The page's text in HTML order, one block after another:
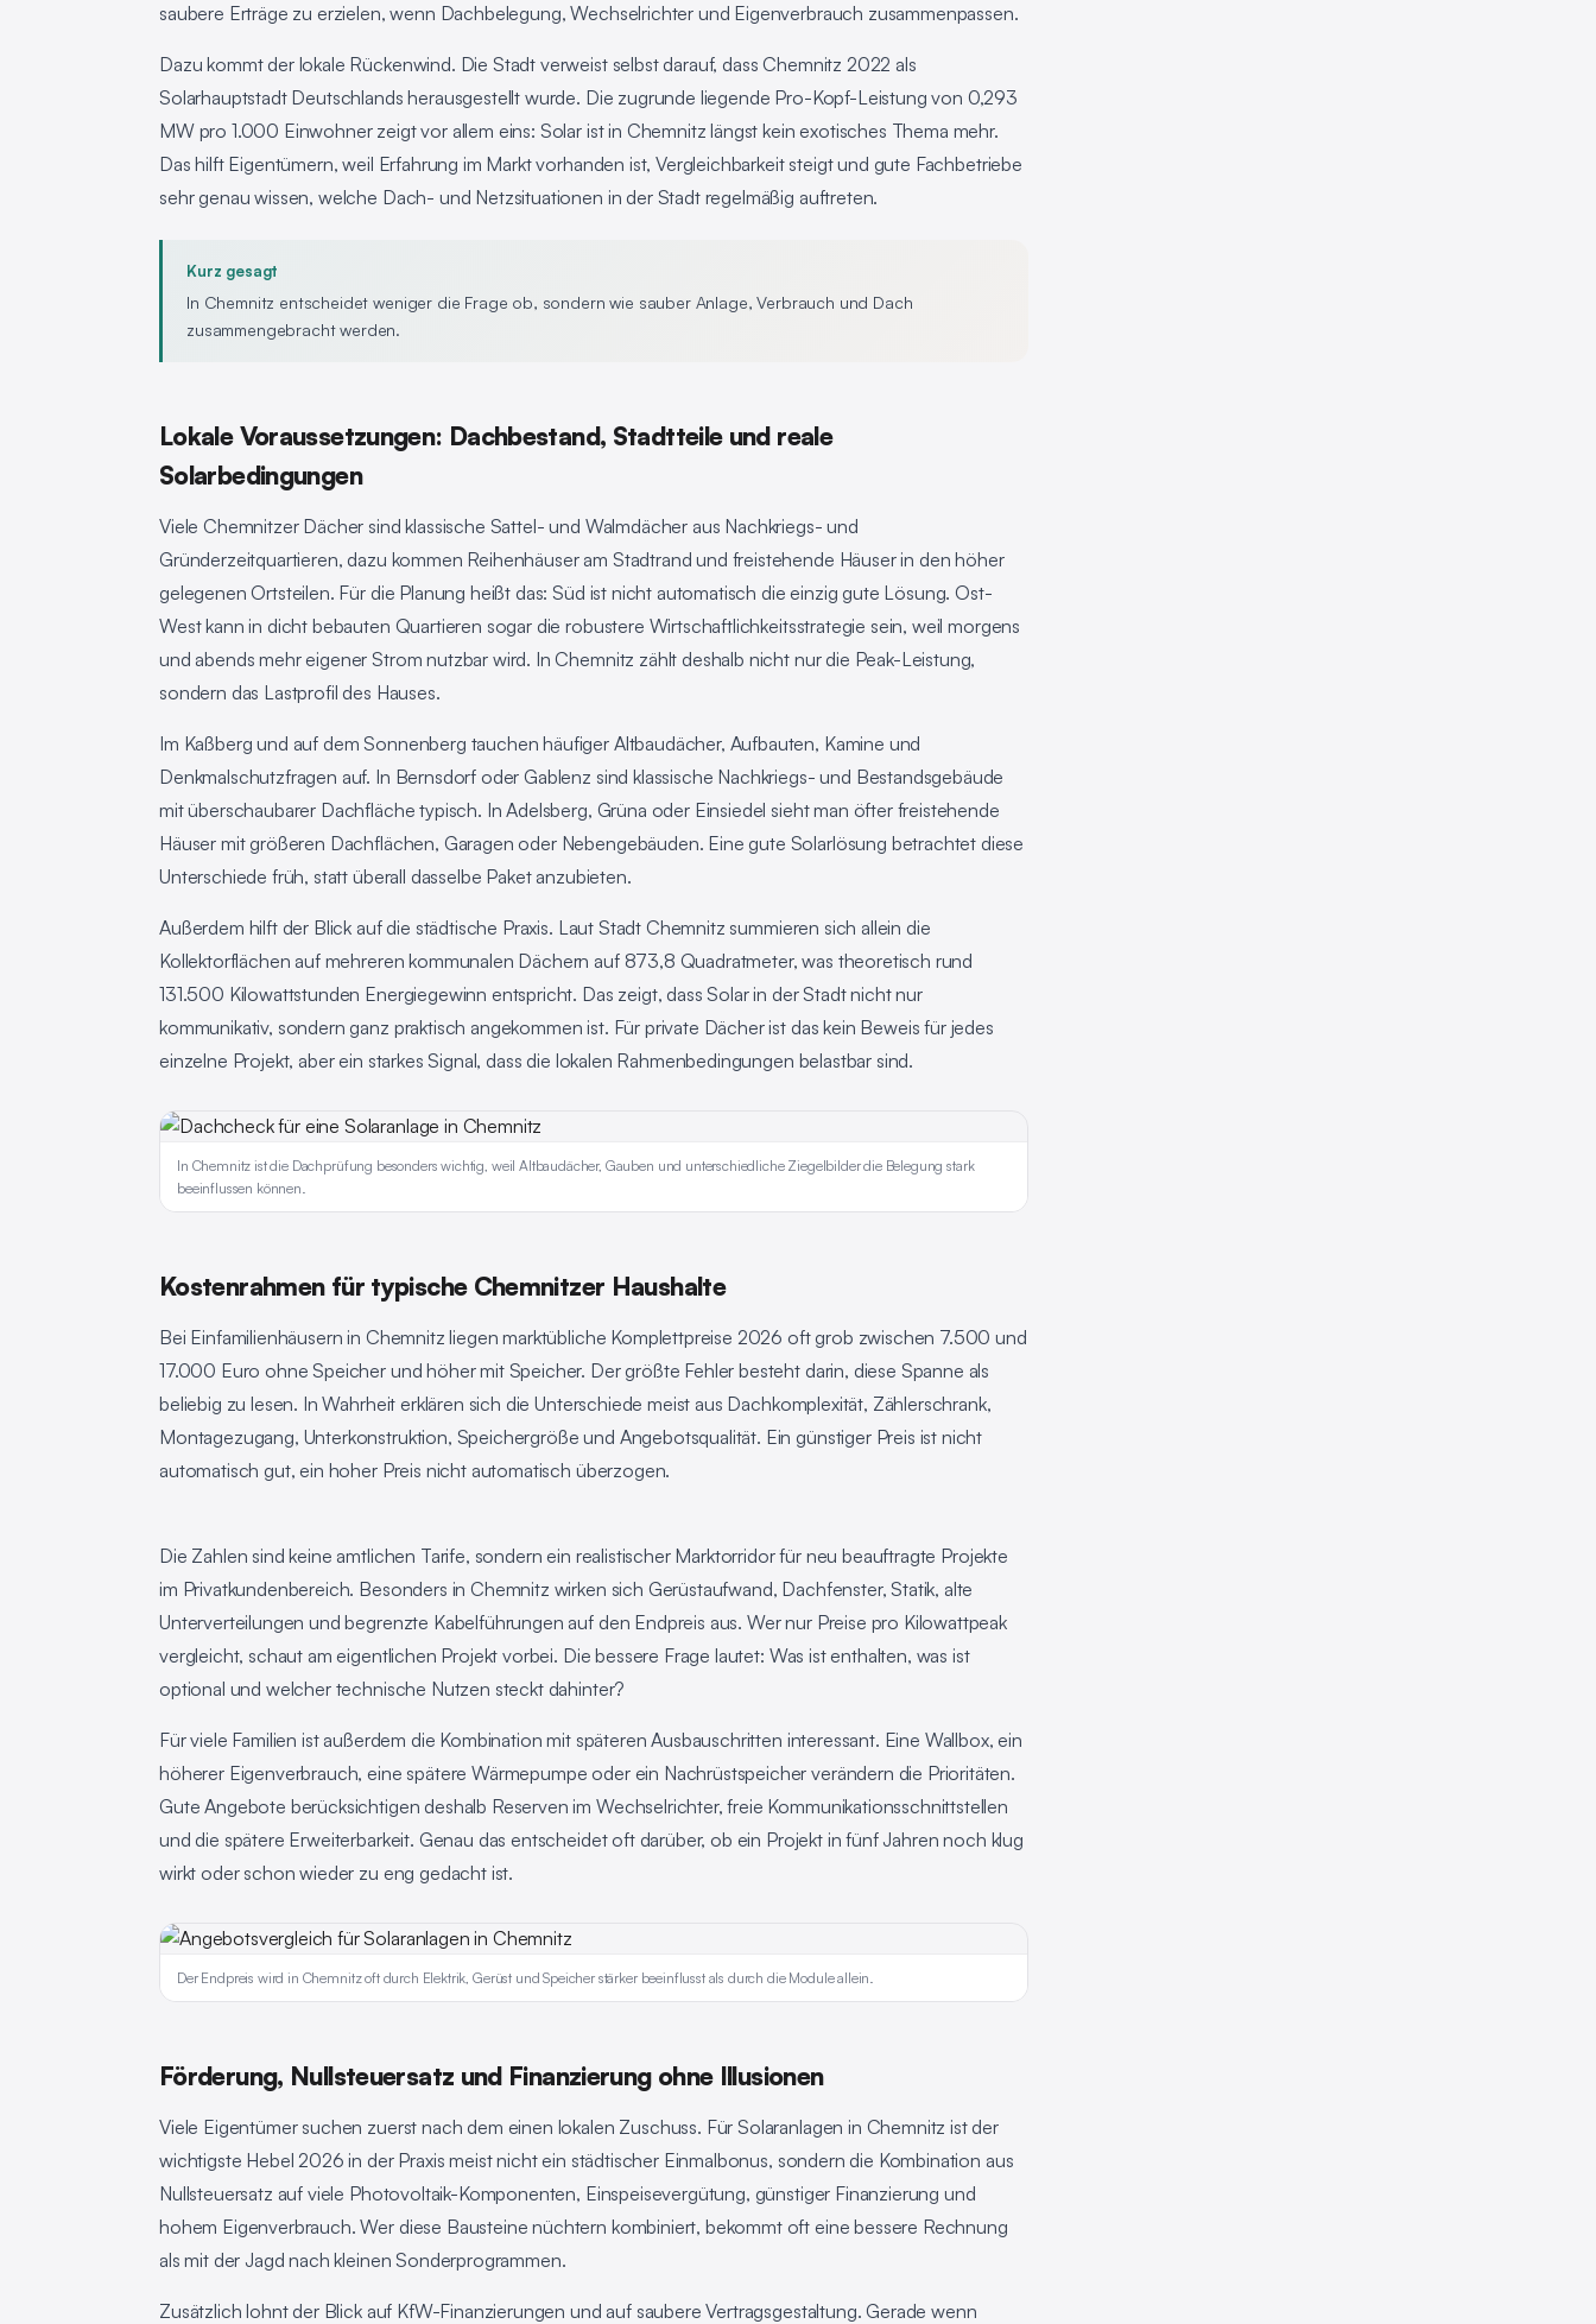
saubere Erträge zu erzielen, wenn Dachbelegung, Wechselrichter und Eigenverbrauch zusammenpassen.
Dazu kommt der lokale Rückenwind. Die Stadt verweist selbst darauf, dass Chemnitz 2022 als
Solarhauptstadt Deutschlands herausgestellt wurde. Die zugrunde liegende Pro-Kopf-Leistung von 0,293
MW pro 1.000 Einwohner zeigt vor allem eins: Solar ist in Chemnitz längst kein exotisches Thema mehr.
Das hilft Eigentümern, weil Erfahrung im Markt vorhanden ist, Vergleichbarkeit steigt und gute Fachbetriebe
sehr genau wissen, welche Dach- und Netzsituationen in der Stadt regelmäßig auftreten.
Kurz gesagt
In Chemnitz entscheidet weniger die Frage ob, sondern wie sauber Anlage, Verbrauch und Dach
zusammengebracht werden.
Lokale Voraussetzungen: Dachbestand, Stadtteile und reale
Solarbedingungen
Viele Chemnitzer Dächer sind klassische Sattel- und Walmdächer aus Nachkriegs- und
Gründerzeitquartieren, dazu kommen Reihenhäuser am Stadtrand und freistehende Häuser in den höher
gelegenen Ortsteilen. Für die Planung heißt das: Süd ist nicht automatisch die einzig gute Lösung. Ost-
West kann in dicht bebauten Quartieren sogar die robustere Wirtschaftlichkeitsstrategie sein, weil morgens
und abends mehr eigener Strom nutzbar wird. In Chemnitz zählt deshalb nicht nur die Peak-Leistung,
sondern das Lastprofil des Hauses.
Im Kaßberg und auf dem Sonnenberg tauchen häufiger Altbaudächer, Aufbauten, Kamine und
Denkmalschutzfragen auf. In Bernsdorf oder Gablenz sind klassische Nachkriegs- und Bestandsgebäude
mit überschaubarer Dachfläche typisch. In Adelsberg, Grüna oder Einsiedel sieht man öfter freistehende
Häuser mit größeren Dachflächen, Garagen oder Nebengebäuden. Eine gute Solarlösung betrachtet diese
Unterschiede früh, statt überall dasselbe Paket anzubieten.
Außerdem hilft der Blick auf die städtische Praxis. Laut Stadt Chemnitz summieren sich allein die
Kollektorflächen auf mehreren kommunalen Dächern auf 873,8 Quadratmeter, was theoretisch rund
131.500 Kilowattstunden Energiegewinn entspricht. Das zeigt, dass Solar in der Stadt nicht nur
kommunikativ, sondern ganz praktisch angekommen ist. Für private Dächer ist das kein Beweis für jedes
einzelne Projekt, aber ein starkes Signal, dass die lokalen Rahmenbedingungen belastbar sind.
In Chemnitz ist die Dachprüfung besonders wichtig, weil Altbaudächer, Gauben und unterschiedliche Ziegelbilder die Belegung stark
beeinflussen können.
Kostenrahmen für typische Chemnitzer Haushalte
Bei Einfamilienhäusern in Chemnitz liegen marktübliche Komplettpreise 2026 oft grob zwischen 7.500 und
17.000 Euro ohne Speicher und höher mit Speicher. Der größte Fehler besteht darin, diese Spanne als
beliebig zu lesen. In Wahrheit erklären sich die Unterschiede meist aus Dachkomplexität, Zählerschrank,
Montagezugang, Unterkonstruktion, Speichergröße und Angebotsqualität. Ein günstiger Preis ist nicht
automatisch gut, ein hoher Preis nicht automatisch überzogen.
Die Zahlen sind keine amtlichen Tarife, sondern ein realistischer Marktorridor für neu beauftragte Projekte
im Privatkundenbereich. Besonders in Chemnitz wirken sich Gerüstaufwand, Dachfenster, Statik, alte
Unterverteilungen und begrenzte Kabelführungen auf den Endpreis aus. Wer nur Preise pro Kilowattpeak
vergleicht, schaut am eigentlichen Projekt vorbei. Die bessere Frage lautet: Was ist enthalten, was ist
optional und welcher technische Nutzen steckt dahinter?
Für viele Familien ist außerdem die Kombination mit späteren Ausbauschritten interessant. Eine Wallbox, ein
höherer Eigenverbrauch, eine spätere Wärmepumpe oder ein Nachrüstspeicher verändern die Prioritäten.
Gute Angebote berücksichtigen deshalb Reserven im Wechselrichter, freie Kommunikationsschnittstellen
und die spätere Erweiterbarkeit. Genau das entscheidet oft darüber, ob ein Projekt in fünf Jahren noch klug
wirkt oder schon wieder zu eng gedacht ist.
Der Endpreis wird in Chemnitz oft durch Elektrik, Gerüst und Speicher stärker beeinflusst als durch die Module allein.
Förderung, Nullsteuersatz und Finanzierung ohne Illusionen
Viele Eigentümer suchen zuerst nach dem einen lokalen Zuschuss. Für Solaranlagen in Chemnitz ist der
wichtigste Hebel 2026 in der Praxis meist nicht ein städtischer Einmalbonus, sondern die Kombination aus
Nullsteuersatz auf viele Photovoltaik-Komponenten, Einspeisevergütung, günstiger Finanzierung und
hohem Eigenverbrauch. Wer diese Bausteine nüchtern kombiniert, bekommt oft eine bessere Rechnung
als mit der Jagd nach kleinen Sonderprogrammen.
Zusätzlich lohnt der Blick auf KfW-Finanzierungen und auf saubere Vertragsgestaltung. Gerade wenn